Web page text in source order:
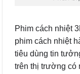
Phim cách nhiệt
phim cách nhiệt
tiêu dùng tin
trên thị trường có